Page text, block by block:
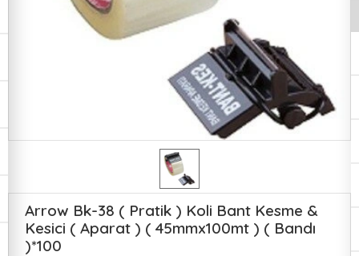
Arrow Bk-38 ( Pratik ) Koli Bant Kesme &
Kesici ( Aparat ) ( 45mmx100mt ) ( Bandı
)*100